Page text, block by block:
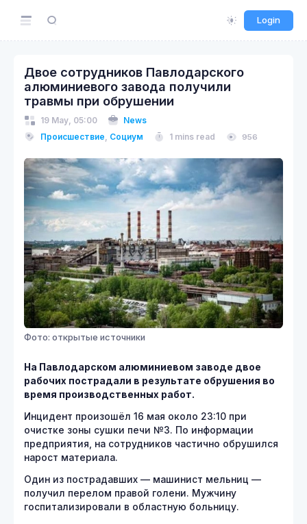
Login
Двое сотрудников Павлодарского
алюминиевого завода получили
травмы при обрушении
19 May, 05:00
News
Происшествие, Социум 1 mins read 956
Фото: открытые источники
На Павлодарском алюминиевом заводе двое
рабочих пострадали в результате обрушения во
время производственных работ.
Инцидент произошёл 16 мая около 23:10 при
очистке зоны сушки печи №3. По информации
предприятия, на сотрудников частично обрушился
нарост материала.
Один из пострадавших — машинист мельниц —
получил перелом правой голени. Мужчину
госпитализировали в областную больницу.